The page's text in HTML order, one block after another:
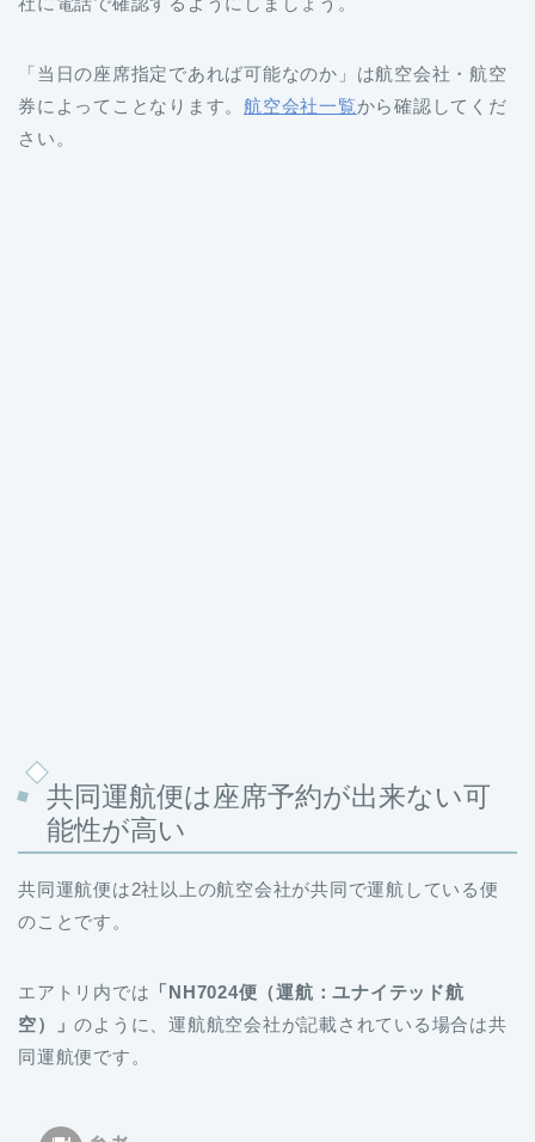
「当日の座席指定であれば可能なのか」は航空会社・航空
券によってことなります。航空会社一覧から確認してくだ
さい。
共同運航便は座席予約が出来ない可
能性が高い
共同運航便は2社以上の航空会社が共同で運航している便
のことです。
エアトリ内では 「NH7024便（運航：ユナイテッド航
空）」のように、運航航空会社が記載されている場合は共
同運航便です。